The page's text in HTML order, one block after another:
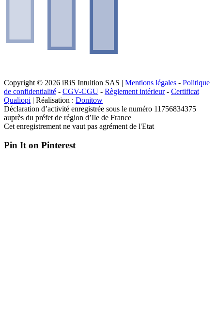
Copyright © 2026 iRiS Intuition SAS | Mentions légales - Politique
de confidentialité - CGV-CGU - Règlement intérieur- Certificat
Qualiopi | Réalisation : Donitow
Déclaration d’activité enregistrée sous le numéro 11756834375
auprès du préfet de région d’Ile de France
Cet enregistrement ne vaut pas agrément de l'Etat
Pin It on Pinterest